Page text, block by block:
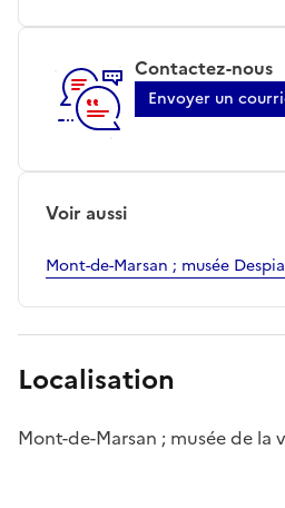
Contactez-nous
Envoyer un
Voir aussi
Mont-de-Marsan ; musée
Localisation
Mont-de-Marsan ; musée de la